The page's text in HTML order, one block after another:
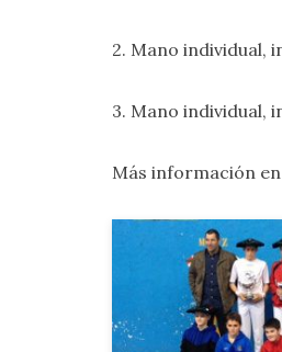
2. Mano individual,
3. Mano individual,
Más información